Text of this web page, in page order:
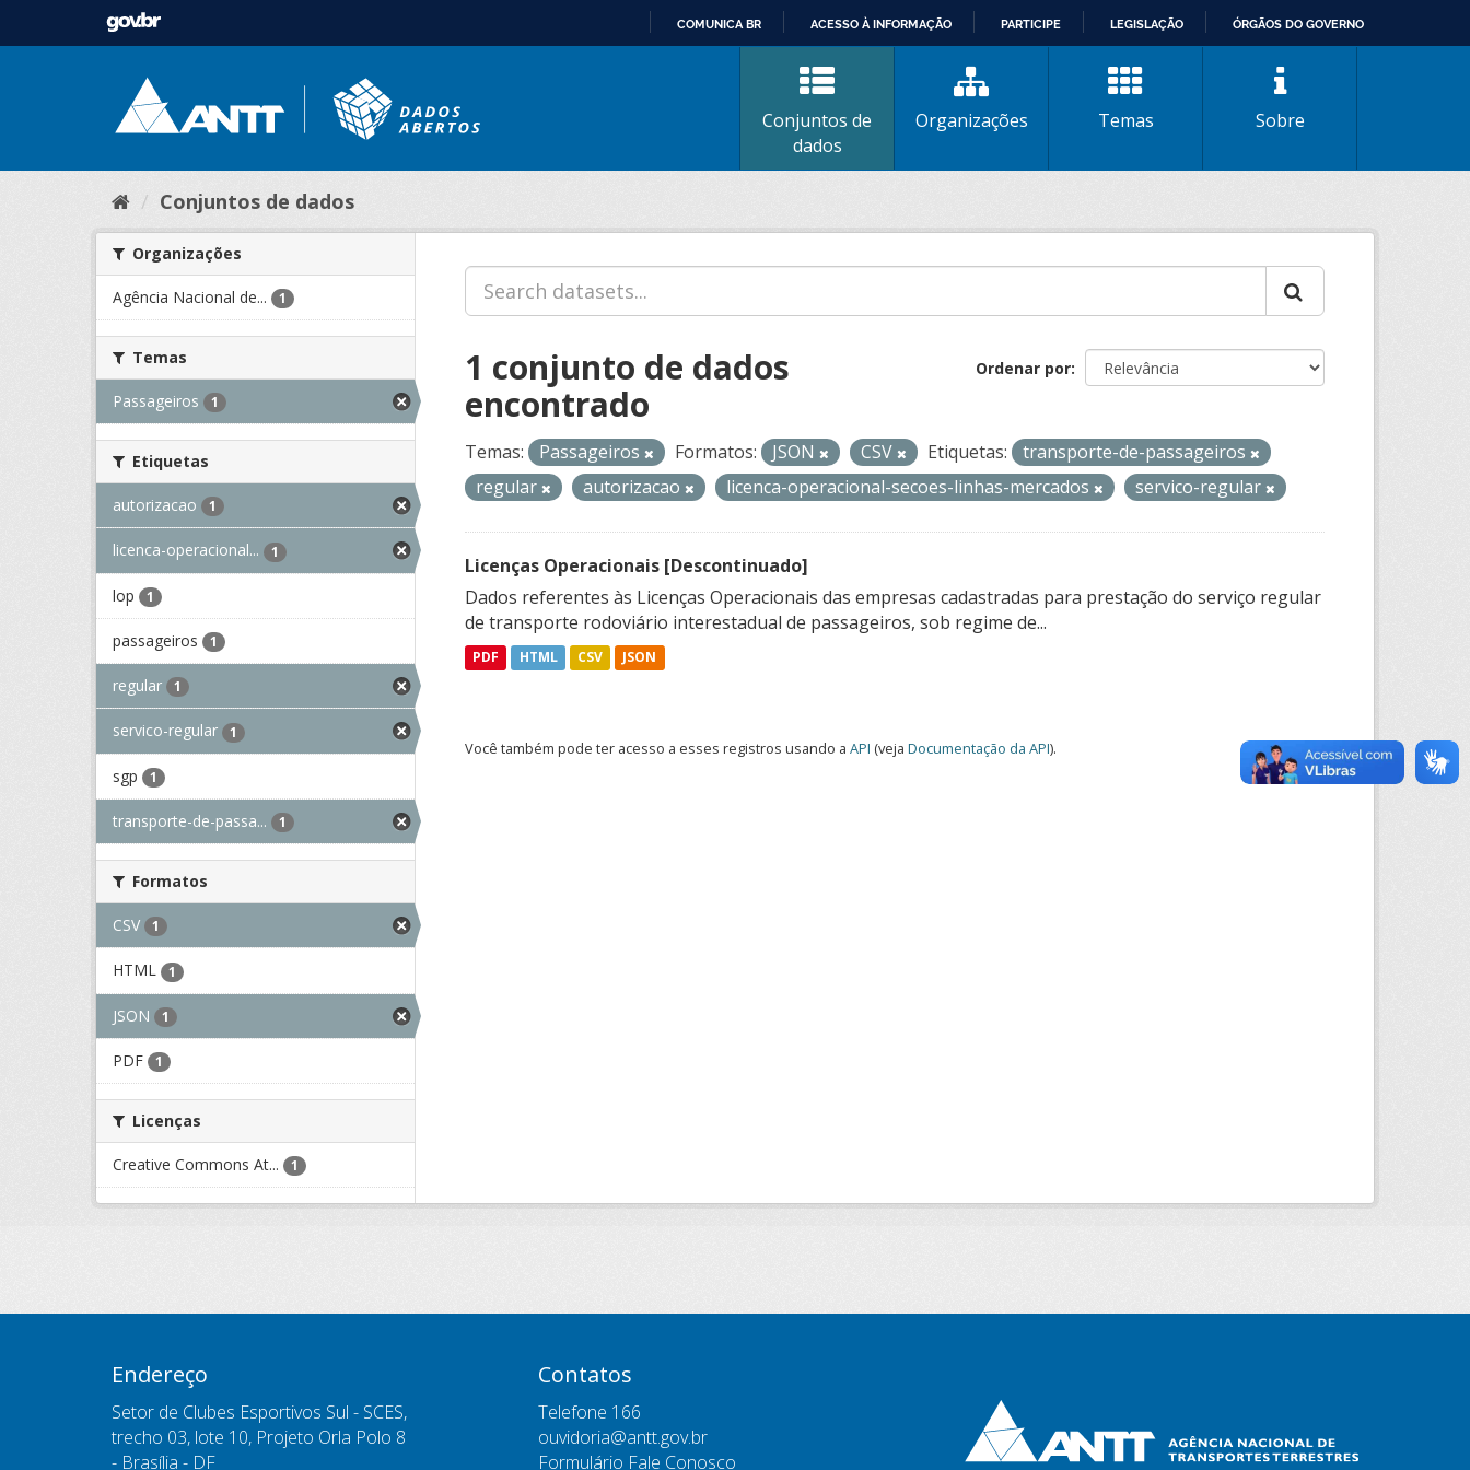
CONTEÚDO
COMUNICA BR ACESSO À INFORMAÇÃO PARTICIPE LEGISLAÇÃO ÓRGÃOS DO GOVERNO
Conjuntos de
dados
Organizações Temas Sobre
Conjuntos de dados
Organizações
Agência Nacional de... 1
Temas
Passageiros 1
Etiquetas
autorizacao 1
licenca-operacional... 1
lop 1
passageiros 1
regular 1
servico-regular 1
sgp 1
transporte-de-passa... 1
Formatos
CSV 1
HTML 1
JSON 1
PDF 1
Licenças
Creative Commons At... 1
Ordenar por
1 conjunto de dados
encontrado
Temas: Passageiros Formatos: JSON CSV Etiquetas:
transporte-de-passageiros
regular
autorizacao licenca-operacional-secoes-linhas-mercados servico-regular
Licenças Operacionais [Descontinuado]
Dados referentes às Licenças Operacionais das empresas cadastradas para prestação do serviço regular
de transporte rodoviário interestadual de passageiros, sob regime de...
PDF HTML CSV JSON
Você também pode ter acesso a esses registros usando a API (veja Documentação da API).
Endereço
Setor de Clubes Esportivos Sul - SCES,
trecho 03, lote 10, Projeto Orla Polo 8
- Brasília - DF
Contatos
Telefone 166
ouvidoria@antt.gov.br
Formulário Fale Conosco